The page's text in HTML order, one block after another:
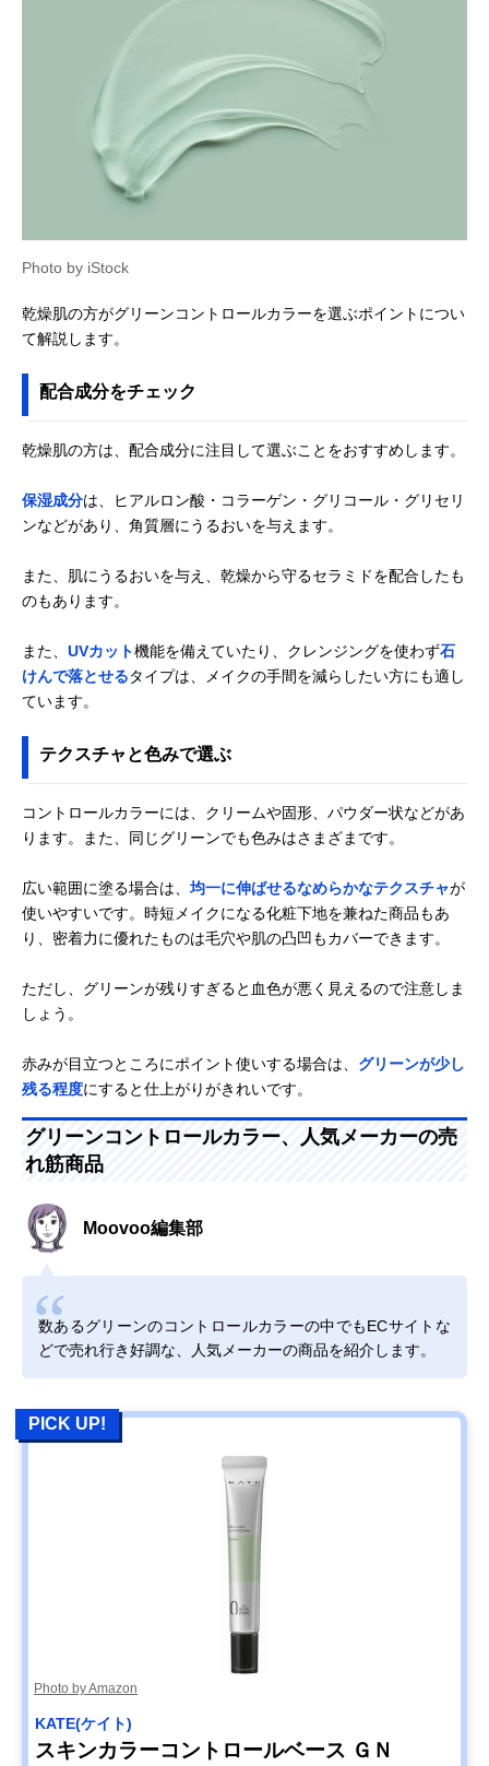
Photo by iStock
乾燥肌の方がグリーンコントロールカラーを選ぶポイントについ
て解説します。
配合成分をチェック
乾燥肌の方は、配合成分に注目して選ぶことをおすすめします。
保湿成分は、ヒアルロン酸・コラーゲン・グリコール・グリセリ
ンなどがあり、角質層にうるおいを与えます。
また、肌にうるおいを与え、乾燥から守るセラミドを配合したも
のもあります。
また、 UVカット機能を備えていたり、クレンジングを使わず石
けんで落とせるタイプは、メイクの手間を減らしたい方にも適し
ています。
テクスチャと色みで選ぶ
コントロールカラーには、クリームや固形、パウダー状などがあ
ります。また、同じグリーンでも色みはさまざまです。
広い範囲に塗る場合は、均一に伸ばせるなめらかなテクスチャが
使いやすいです。時短メイクになる化粧下地を兼ねた商品もあ
り、密着力に優れたものは毛穴や肌の凸凹もカバーできます。
ただし、グリーンが残りすぎると血色が悪く見えるので注意しま
しょう。
赤みが目立つところにポイント使いする場合は、 グリーンが少し
残る程度にすると仕上がりがきれいです。
グリーンコントロールカラー、人気メーカーの売
れ筋商品
Moovoo編集部
数あるグリーンのコントロールカラーの中でもECサイトな
どで売れ行き好調な、人気メーカーの商品を紹介します。
PICK UP!
Photo by Amazon
KATE(ケイト)
スキンカラーコントロールベース ＧＮ